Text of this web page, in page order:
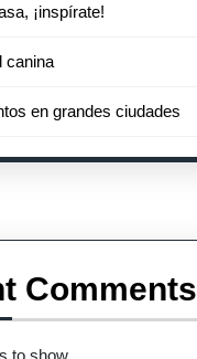
¡inspírate!
canina
en grandes ciudades
Comments
to show.